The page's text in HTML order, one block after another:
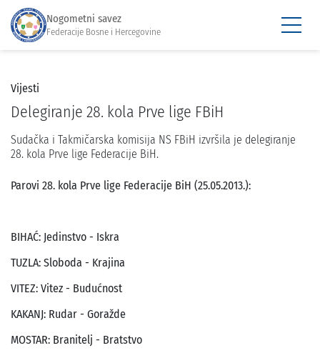
Nogometni savez
Federacije Bosne i Hercegovine
Vijesti
Delegiranje 28. kola Prve lige FBiH
Sudačka i Takmičarska komisija NS FBiH izvršila je delegiranje
28. kola Prve lige Federacije BiH.
Parovi 28. kola Prve lige Federacije BiH (25.05.2013.):
BIHAĆ: Jedinstvo - Iskra
TUZLA: Sloboda - Krajina
VITEZ: Vitez - Budućnost
KAKANJ: Rudar - Goražde
MOSTAR: Branitelj - Bratstvo